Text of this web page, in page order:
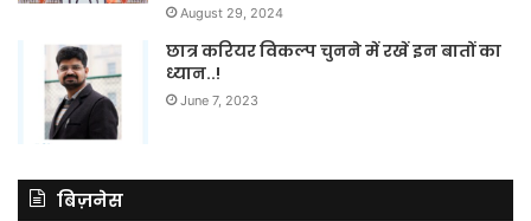
August 29, 2024
छात्र करियर विकल्प चुनने में रखें इन बातों का
ध्यान..!
June 7, 2023
बिज़नेस